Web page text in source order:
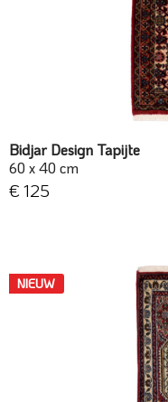
Bidjar Design Tapijte
60 x 40 cm
€ 125
NIEUW